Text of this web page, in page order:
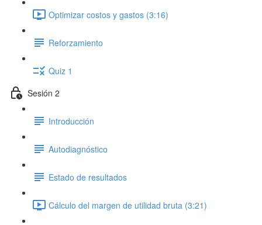
Optimizar costos y gastos (3:16)
Reforzamiento
Quiz 1
Sesión 2
Introducción
Autodiagnóstico
Estado de resultados
Cálculo del margen de utilidad bruta (3:21)